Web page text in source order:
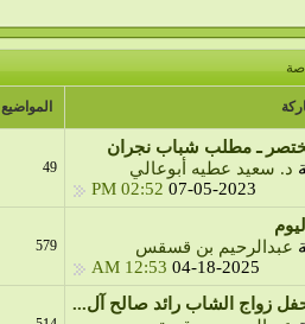
المواضيع
ـ مطلب شباب نجران
د. سعيد عطيه أبوعالي
07-05-2023
02:52 PM
49
عبدالرحيم بن قسقس
04-18-2025
12:53 AM
579
زواج الشاب رائد صالح آل...